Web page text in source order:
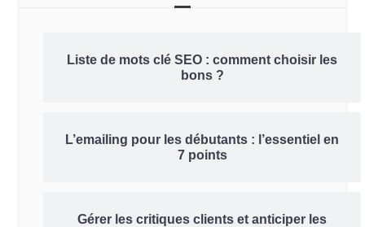
Liste de mots clé SEO : comment choisir les
bons ?
L’emailing pour les débutants : l’essentiel en
7 points
Gérer les critiques clients et anticiper les